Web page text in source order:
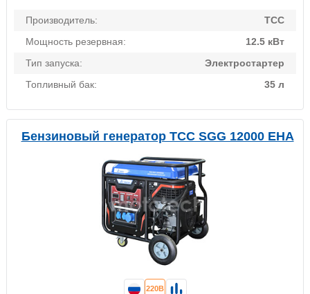
Производитель:
ТСС
Мощность резервная:
12.5 кВт
Тип запуска:
Электростартер
Топливный бак:
35 л
Бензиновый генератор ТСС SGG 12000 EHA
220В